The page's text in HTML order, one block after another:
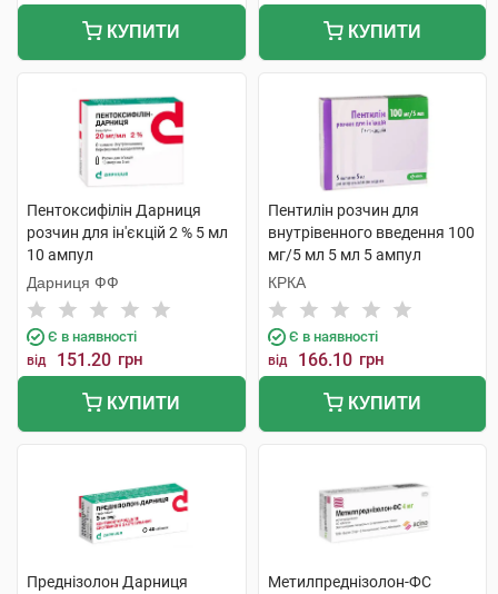
КУПИТИ КУПИТИ
Пентоксифілін Дарниця
розчин для ін'єкцій 2 % 5 мл
10 ампул
Дарниця ФФ
Є в наявності
від 151.20 грн
КУПИТИ
Пентилін розчин для
внутрівенного введення 100
мг/5 мл 5 мл 5 ампул
КРКА
Є в наявності
від 166.10 грн
КУПИТИ
Преднізолон Дарниця
Метилпреднізолон-ФС